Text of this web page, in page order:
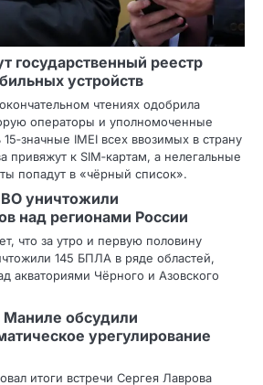
государственный реестр
устройств
чтениях одобрила
операторы и уполномоченные
IMEI всех ввозимых в страну
привяжут к SIM‑картам, а нелегальные
попадут в «чёрный список».
уничтожили
над регионами России
что за утро и первую половину
145 БПЛА в ряде областей,
акваториями Чёрного и Азовского
Маниле обсудили
урегулирование
итоги встречи Сергея Лаврова